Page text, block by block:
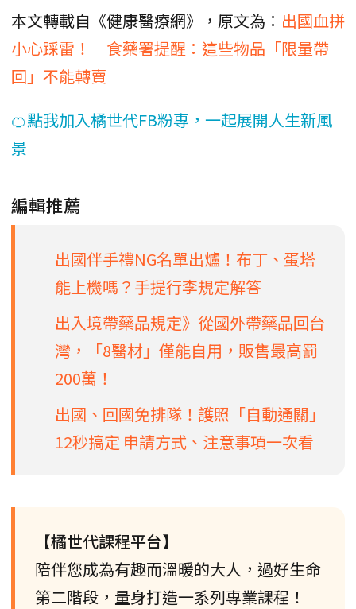
本文轉載自《健康醫療網》，原文為： 出國血拼
小心踩雷！ 食藥署提醒：這些物品「限量帶
回」不能轉賣
🍊點我加入橘世代FB粉專，一起展開人生新風
景
編輯推薦
出國伴手禮NG名單出爐！布丁、蛋塔
能上機嗎？手提行李規定解答
出入境帶藥品規定》從國外帶藥品回台
灣，「8醫材」僅能自用，販售最高罰
200萬！
出國、回國免排隊！護照「自動通關」
12秒搞定 申請方式、注意事項一次看
【橘世代課程平台】
陪伴您成為有趣而溫暖的大人，過好生命
第二階段，量身打造一系列專業課程！